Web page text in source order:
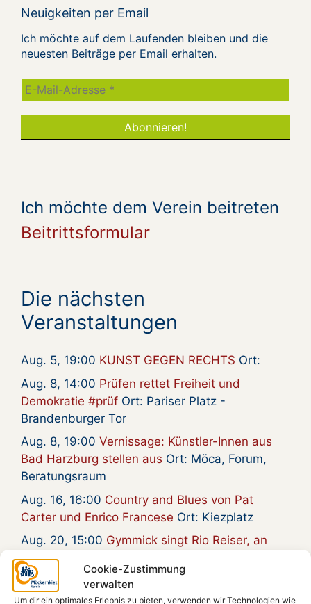
Cookie-Zustimmung
verwalten
Um dir ein optimales Erlebnis zu bieten, verwenden wir Technologien wie
Neuigkeiten per Email
Ich möchte auf dem Laufenden bleiben und die
neuesten Beiträge per Email erhalten.
Ich möchte dem Verein beitreten
Beitrittsformular
Die nächsten
Veranstaltungen
Aug. 5, 19:00 KUNST GEGEN RECHTS Ort:
Aug. 8, 14:00 Prüfen rettet Freiheit und
Demokratie #prüf Ort: Pariser Platz -
Brandenburger Tor
Aug. 8, 19:00 Vernissage: Künstler-Innen aus
Bad Harzburg stellen aus Ort: Möca, Forum,
Beratungsraum
Aug. 16, 16:00 Country and Blues von Pat
Carter und Enrico Francese Ort: Kiezplatz
Aug. 20, 15:00 Gymmick singt Rio Reiser, an
seinem Grab
Aug. 20, 18:30Zum 30. Todestag von Rio
Reiser – Gymmick auf dem KiezplatzOrt: